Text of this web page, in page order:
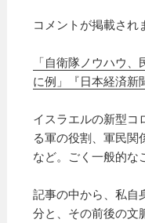
コメントが掲載され
「自衛隊ノウハウ
に例」『日本経済新
イスラエルの新型コ
る軍の役割、軍民関
など。ごく一般的な
記事の中から、私自
分と、その前後の文